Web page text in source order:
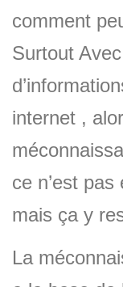
comment
Surtout
internet ,
ce n’est
mais ça y
La